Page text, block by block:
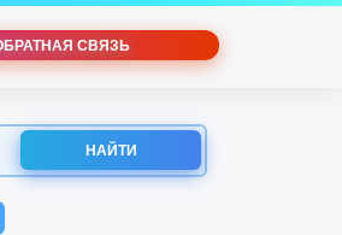
СВЯЗЬ
НАЙТИ